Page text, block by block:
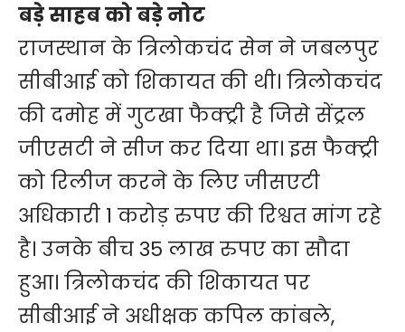
बड़े साहब को बड़े नोट
राजस्थान के त्रिलोकचंद सेन ने जबलपुर
सीबीआई को शिकायत की थी। त्रिलोकचंद
की दमोह में गुटखा फैक्ट्री है जिसे सेंट्रल
जीएसटी ने सीज कर दिया था। इस फैक्ट्री
को रिलीज करने के लिए जीसएटी
अधिकारी 1 करोड़ रुपए की रिश्वत मांग रहे
है। उनके बीच 35 लाख रुपए का सौदा
हुआ। त्रिलोकचंद की शिकायत पर
सीबीआई ने अधीक्षक कपिल कांबले,